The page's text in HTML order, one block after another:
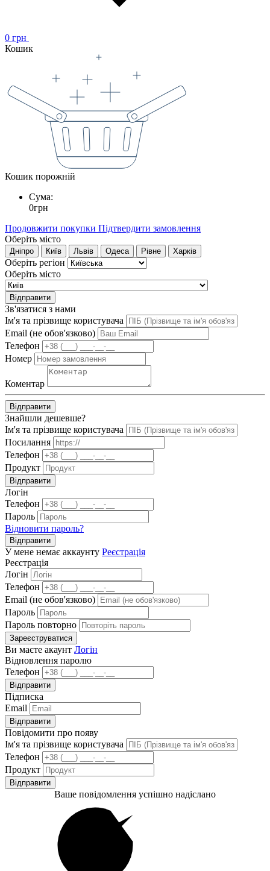
0 грн
Кошик
Кошик порожній
Сума:
0грн
Продовжити покупки Підтвердити замовлення
Оберіть місто
Дніпро Київ Львів Одеса Рівне Харків
Оберіть регіон
Оберіть місто
Відправити
Зв'язатися з нами
Ім'я та прізвище користувача
Email (не обов'язково)
Телефон
Номер
Коментар
Відправити
Знайшли дешевше?
Ім'я та прізвище користувача
Посилання
Телефон
Продукт
Відправити
Логін
Телефон
Пароль
Відновити пароль?
Відправити
У мене немає аккаунту Реєстрація
Реєстрація
Логін
Телефон
Email (не обов'язково)
Пароль
Пароль повторно
Зареєструватися
Ви маєте акаунт Логін
Відновлення паролю
Телефон
Відправити
Підписка
Email
Відправити
Повідомити про появу
Ім'я та прізвище користувача
Телефон
Продукт
Відправити
Ваше повідомлення успішно надіслано